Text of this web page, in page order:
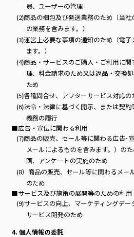
員、ユーザーの管理
(2)商品の梱包及び発送業務のため（当
の業務を含みます。）
(3)運営上必要な事項の通知のため（電
ます。）
(4)商品・サービスのご購入・ご利用に
理、料金請求のため又は返品・交換
ため
(5)各種問合せ、アフターサービス対応の
(6)法令・法律に基づく開示、または契
義務の履行
■広告・宣伝に関わる利用
(7)商品の販売、セール等に関わる広告･
メールによるものを含みます。）の
画、アンケートの実施のため
(8）商品の販売、セール等に関わるメー
のため
■サービス及び施策の展開等のための利用
(9)サービスの向上、マーケティングデ
サービス開発のため
4. 個人情報の委託